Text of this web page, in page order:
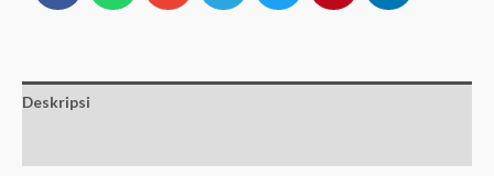
Deskripsi